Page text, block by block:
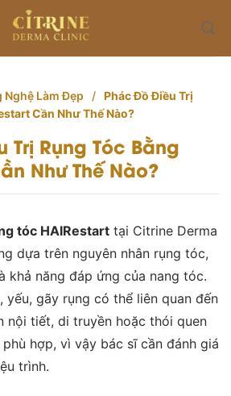
Nghệ Làm Đẹp / Phác Đồ Điều Trị
Cần Như Thế Nào?
Trị Rụng Tóc Bằng
Như Thế Nào?
tóc HAIRestart tại Citrine Derma
dựa trên nguyên nhân rụng tóc,
khả năng đáp ứng của nang tóc.
yếu, gãy rụng có thể liên quan đến
nội tiết, di truyền hoặc thói quen
hợp, vì vậy bác sĩ cần đánh giá
trình.